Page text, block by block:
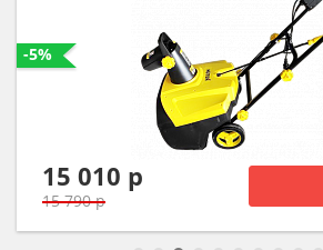
-5%
15 010 р
15 790 р